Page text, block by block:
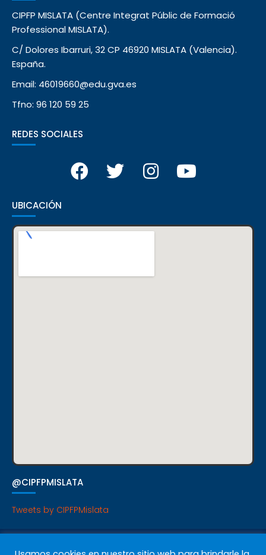
CIPFP MISLATA (Centre Integrat Públic de Formació
Professional MISLATA).
C/ Dolores Ibarruri, 32 CP 46920 MISLATA (Valencia).
España.
Email: 46019660@edu.gva.es
Tfno: 96 120 59 25
REDES SOCIALES
UBICACIÓN
@CIPFPMISLATA
Tweets by CIPFPMislata